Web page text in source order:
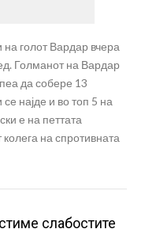
голот Вардар вчера
Голманот на Вардар
да собере 13
најде и во топ 5 на
е на петтата
колега на спротивната
слабостите